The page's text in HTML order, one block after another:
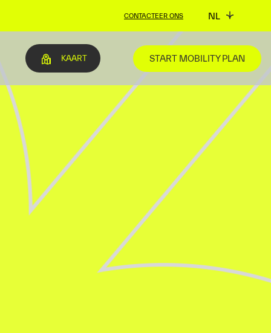
CONTACTEER ONS NL
KAART START MOBILITY PLAN